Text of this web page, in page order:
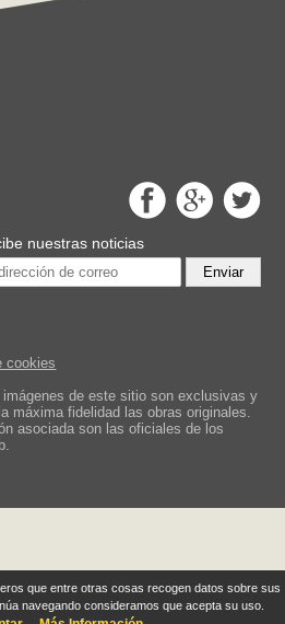
que entre otras cosas recogen datos sobre sus
navegando consideramos que acepta su uso.
nuestras noticias
Enviar
cookies
de este sitio son exclusivas y
máxima fidelidad las obras originales.
asociada son las oficiales de los